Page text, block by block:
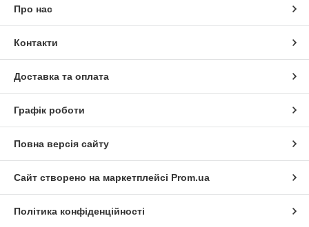
Про нас
Контакти
Доставка та оплата
Графік роботи
Повна версія сайту
Сайт створено на маркетплейсі Prom.ua
Політика конфіденційності